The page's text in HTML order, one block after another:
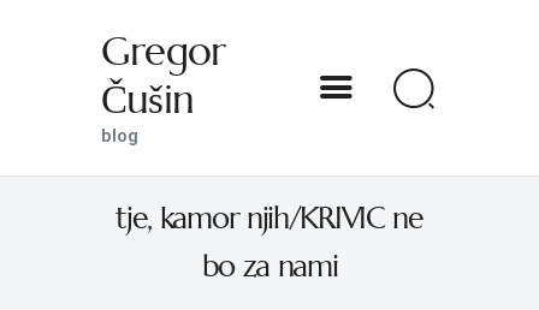
Gregor
Čušin
blog
tje, kamor njih/KRIVIC ne
bo za nami
DOMOV